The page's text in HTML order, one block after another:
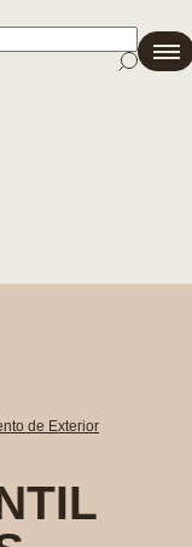
de Exterior